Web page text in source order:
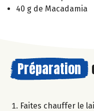
40 g de Macadamia
Préparation
Faites chauffer le